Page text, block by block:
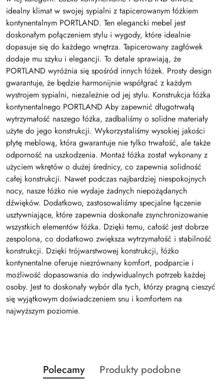
idealny klimat w swojej sypialni z tapicerowanym łóżkiem
kontynentalnym PORTLAND. Ten elegancki mebel jest
doskonałym połączeniem stylu i wygody, które idealnie
dopasuje się do każdego wnętrza. Tapicerowany zagłówek
dodaje mu szyku i elegancji. To detale sprawiają, że
PORTLAND wyróżnia się spośród innych łóżek. Prosty design
gwarantuje, że będzie harmonijnie współgrać z każdym
wystrojem sypialni, niezależnie od jej stylu. Konstrukcja łóżka
kontynentalnego PORTLAND Aby zapewnić długotrwałą
wytrzymałość naszego łóżka, zadbaliśmy o solidne materiały
użyte do jego konstrukcji. Wykorzystaliśmy wysokiej jakości
płytę meblową, która gwarantuje nie tylko trwałość, ale także
odporność na uszkodzenia. Montaż łóżka został wykonany z
użyciem wkrętów o dużej średnicy, co zapewnia solidność
całej konstrukcji. Nawet podczas najbardziej niespokojnych
nocy, nasze łóżko nie wydaje żadnych niepożądanych
dźwięków. Dodatkowo, zastosowaliśmy specjalne łączenie
usztywniające, które zapewnia doskonałe zsynchronizowanie
wszystkich elementów łóżka. Dzięki temu, całość jest dobrze
zespolona, co dodatkowo zwiększa wytrzymałość i stabilność
konstrukcji. Dzięki trójwarstwowej konstrukcji, łóżko
kontynentalne oferuje niezrównany komfort, podparcie i
możliwość dopasowania do indywidualnych potrzeb każdej
osoby. Jest to doskonały wybór dla tych, którzy pragną cieszyć
się wyjątkowym doświadczeniem snu i komfortem na
najwyższym poziomie.
Pomiń karuzelę produktów
Produkty
o
Polecamy
Produkty
Produkty podobne